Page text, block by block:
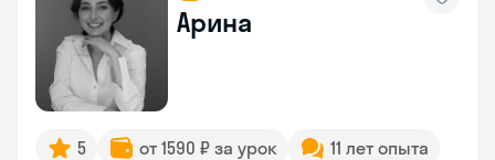
Арина
5 от 1590 ₽ за урок 11 лет опыта